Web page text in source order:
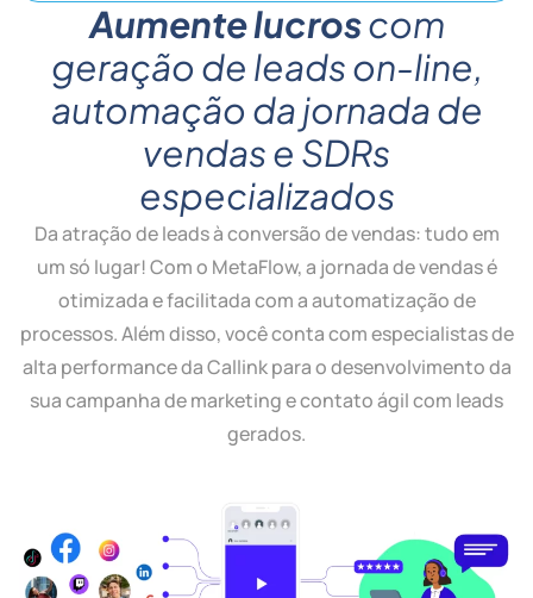
Aumentelucroscom
geração de leads on-line,
automação da jornada de
vendas e SDRs
especializados
Da atração de leads à conversão de vendas: tudo em
um só lugar! Com o MetaFlow, a jornada de vendas é
otimizada e facilitada com a automatização de
processos. Além disso, você conta com especialistas de
alta performance da Callink para o desenvolvimento da
sua campanha de marketing e contato ágil com leads
gerados.